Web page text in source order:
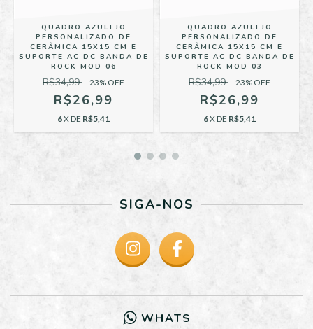
QUADRO AZULEJO
PERSONALIZADO DE
CERÂMICA 15X15 CM E
SUPORTE AC DC BANDA DE
ROCK MOD 06
R$34,99 23% OFF
R$26,99
6X DE R$5,41
QUADRO AZULEJO
PERSONALIZADO DE
CERÂMICA 15X15 CM E
SUPORTE AC DC BANDA DE
ROCK MOD 03
R$34,99 23% OFF
R$26,99
6X DE R$5,41
SIGA-NOS
WHATS